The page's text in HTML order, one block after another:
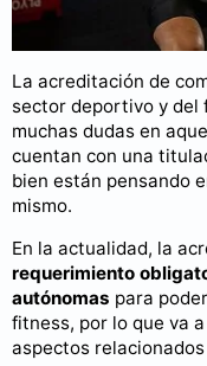
La acreditación de
sector deportivo y del
muchas dudas en
cuentan con una
bien están pensando
mismo.
En la actualidad, la
requerimiento
autónomas para
fitness, por lo que va
aspectos